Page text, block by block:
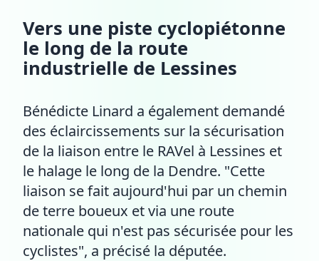
Vers une piste cyclopiétonne
le long de la route
industrielle de Lessines
Bénédicte Linard a également demandé
des éclaircissements sur la sécurisation
de la liaison entre le RAVel à Lessines et
le halage le long de la Dendre. "Cette
liaison se fait aujourd'hui par un chemin
de terre boueux et via une route
nationale qui n'est pas sécurisée pour les
cyclistes", a précisé la députée.